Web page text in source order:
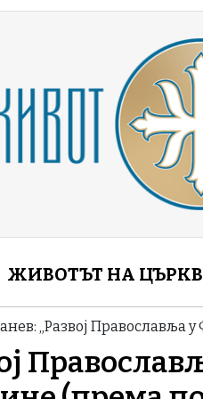
ЖИВОТЪТ НА
„Развој Православља у